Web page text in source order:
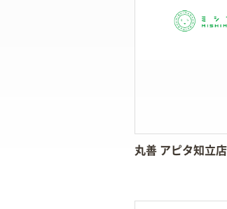
丸善 アピタ知立店